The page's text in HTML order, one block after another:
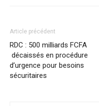
Article précédent
RDC : 500 milliards FCFA
décaissés en procédure
d’urgence pour besoins
sécuritaires